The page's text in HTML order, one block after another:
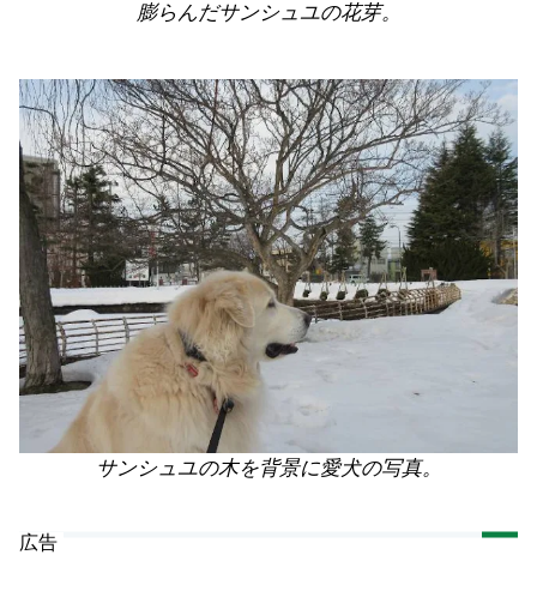
膨らんだサンシュユの花芽。
サンシュユの木を背景に愛犬の写真。
広告